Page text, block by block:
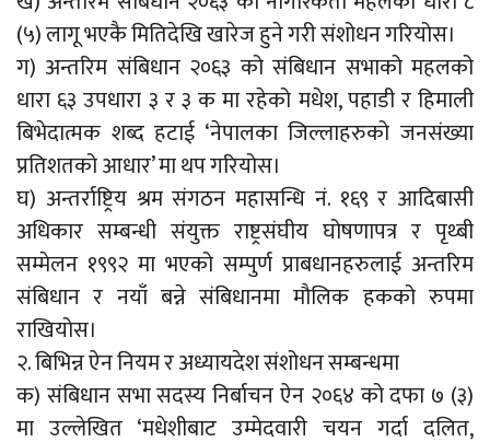
(५) लागू भएकै मितिदेखि खारेज हुने गरी संशोधन गरियोस।
ग) अन्तरिम संबिधान २०६३ को संबिधान सभाको महलको
धारा ६३ उपधारा ३ र ३ क मा रहेको मधेश, पहाडी र हिमाली
बिभेदात्मक शब्द हटाई ‘नेपालका जिल्लाहरुको जनसंख्या
प्रतिशतको आधार’ मा थप गरियोस।
घ) अन्तर्राष्ट्रिय श्रम संगठन महासन्धि नं. १६९ र आदिबासी
अधिकार सम्बन्धी संयुक्त राष्ट्रसंघीय घोषणापत्र र पृथ्बी
सम्मेलन १९९२ मा भएको सम्पुर्ण प्राबधानहरुलाई अन्तरिम
संबिधान र नयाँ बन्ने संबिधानमा मौलिक हकको रुपमा
राखियोस।
२. बिभिन्न ऐन नियम र अध्यायदेश संशोधन सम्बन्धमा
क) संबिधान सभा सदस्य निर्बाचन ऐन २०६४ को दफा ७ (३)
मा उल्लेखित ‘मधेशीबाट उम्मेदवारी चयन गर्दा दलित,